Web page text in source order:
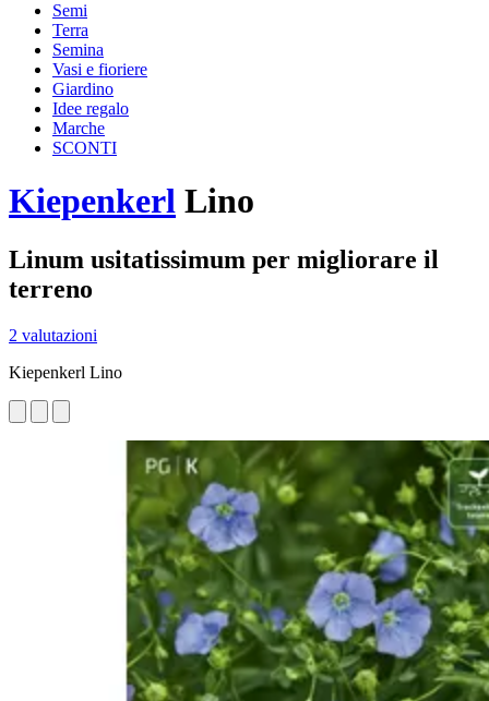
Semi
Terra
Semina
Vasi e fioriere
Giardino
Idee regalo
Marche
SCONTI
Kiepenkerl Lino
Linum usitatissimum per migliorare il
terreno
2 valutazioni
Kiepenkerl Lino